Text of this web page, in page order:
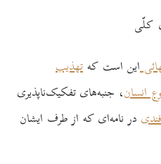
کلّی
این است کهتهذیب
انسان، جنبه‌های تفکیک‌ناپذیری
در نامه‌ای که از طرف ایشان